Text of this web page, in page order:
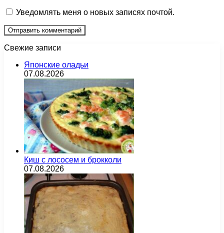
Уведомлять меня о новых записях почтой.
Свежие записи
Японские оладьи
07.08.2026
Киш с лососем и брокколи
07.08.2026